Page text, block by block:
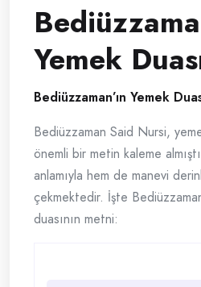
Yemek
Bediüzzaman’ın Yemek
Bediüzzaman Said Nursi,
önemli bir metin kaleme
anlamıyla hem de manevi
çekmektedir. İşte
duasının metni: